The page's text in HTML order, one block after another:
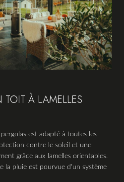
À LAMELLES
est adapté à toutes les
contre le soleil et une
grâce aux lamelles orientables.
la pluie est pourvue d'un système